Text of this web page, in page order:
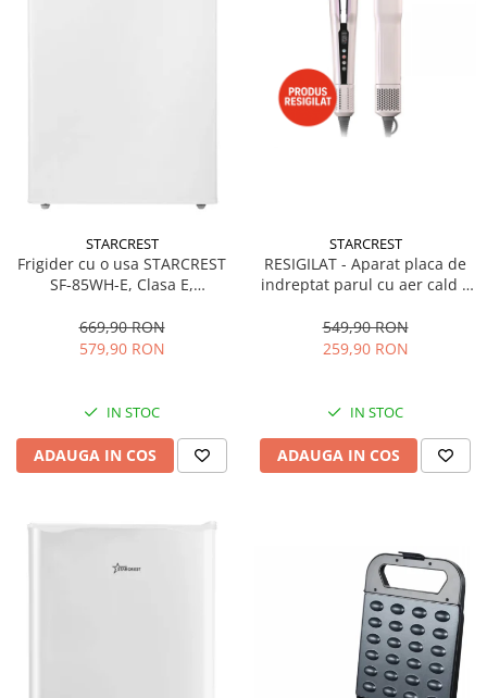
STARCREST
Frigider cu o usa STARCREST
SF-85WH-E, Clasa E,
interioara, Compartiment
gheata, H 82 cm, Alb
669,90 RON
579,90 RON
IN STOC
ADAUGA IN COS
STARCREST
RESIGILAT - Aparat placa de
indreptat parul cu aer cald 2
1300 W, Uscare si indreptare,
Afisaj LCD, Tehnologie cu ioni
549,90 RON
259,90 RON
IN STOC
ADAUGA IN COS